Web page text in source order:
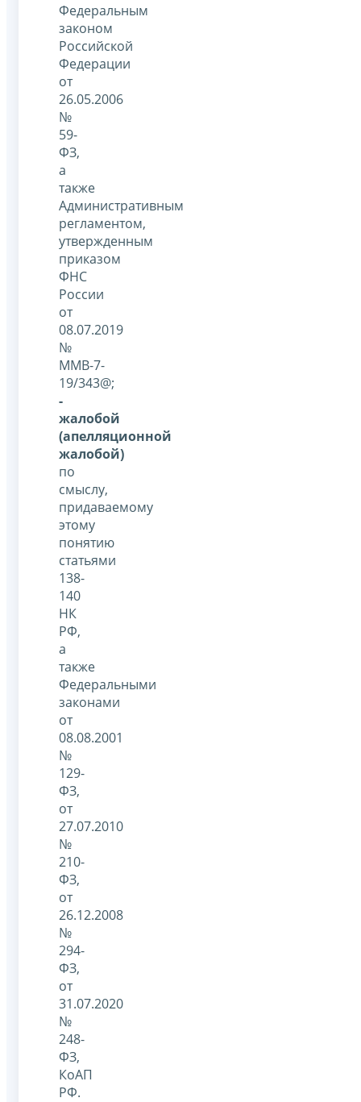
Федеральным
законом
Российской
Федерации
от
26.05.2006
№
59-
ФЗ,
а
также
Административным
регламентом,
утвержденным
приказом
ФНС
России
от
08.07.2019
№
ММВ-7-
19/343@;
-
жалобой
(апелляционной
жалобой)
по
смыслу,
придаваемому
этому
понятию
статьями
138-
140
НК
РФ,
а
также
Федеральными
законами
от
08.08.2001
№
129-
ФЗ,
от
27.07.2010
№
210-
ФЗ,
от
26.12.2008
№
294-
ФЗ,
от
31.07.2020
№
248-
ФЗ,
КоАП
РФ.